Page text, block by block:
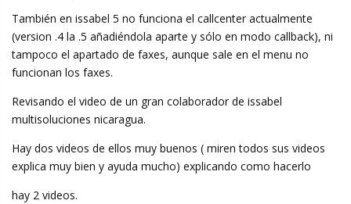
También en issabel 5 no funciona el callcenter actualmente
(version .4 la .5 añadiéndola aparte y sólo en modo callback), ni
tampoco el apartado de faxes, aunque sale en el menu no
funcionan los faxes.
Revisando el video de un gran colaborador de issabel
multisoluciones nicaragua.
Hay dos videos de ellos muy buenos ( miren todos sus videos
explica muy bien y ayuda mucho) explicando como hacerlo
hay 2 videos.